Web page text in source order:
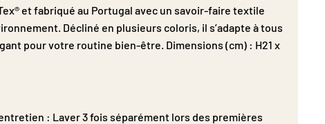
et fabriqué au Portugal avec un savoir-faire textile
Décliné en plusieurs coloris, il s’adapte à tous
pour votre routine bien-être. Dimensions (cm) : H21 x
: Laver 3 fois séparément lors des premières